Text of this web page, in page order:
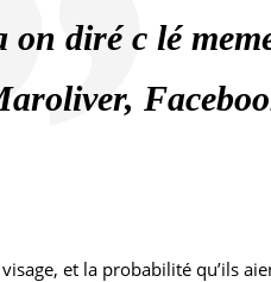
on diré c lé
et la probabilité qu’ils